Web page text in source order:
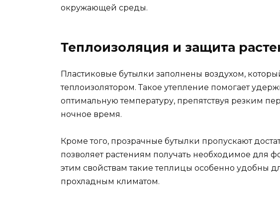
окружающей среды.
Теплоизоляция и защита
Пластиковые бутылки заполнены воздухом,
теплоизолятором. Такое утепление помогает
оптимальную температуру, препятствуя резким
ночное время.
Кроме того, прозрачные бутылки пропускают
позволяет растениям получать необходимое для
этим свойствам такие теплицы особенно удобны
прохладным климатом.